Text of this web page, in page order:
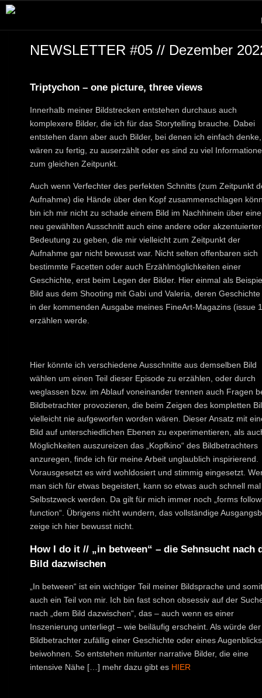
NEWSLETTER #05 // Dezember
Triptychon – one picture, three views
Innerhalb meiner Bildstrecken entstehen durchaus auch
komplexere Bilder, die ich für das Storytelling brauche. Dabei
entstehen dann aber auch Bilder, bei denen ich einfach
wären zu fertig, zu auserzählt oder es sind zu viel
zum gleichen Zeitpunkt.
Auch wenn Verfechter des perfekten Schnitts (zum Zeitpunkt
Aufnahme) die Hände über den Kopf zusammenschlagen
bin ich mir nicht zu schade einem Bild im Nachhinein über
neu gewählten Ausschnitt auch eine andere oder
Bedeutung zu geben, die mir vielleicht zum Zeitpunkt der
Aufnahme gar nicht bewusst war. Nicht selten offenbaren sich
bestimmte Facetten oder auch Erzählmöglichkeiten einer
Geschichte, erst beim Legen der Bilder. Hier einmal als
Bild aus dem Shooting mit Gabi und Valeria, deren Geschichte
in der kommenden Ausgabe meines FineArt-Magazins (issue
erzählen werde.
Hier könnte ich verschiedene Ausschnitte aus demselben Bild
wählen um einen Teil dieser Episode zu erzählen, oder durch
weglassen bzw. im Ablauf voneinander trennen auch Fragen
Bildbetrachter provozieren, die beim Zeigen des kompletten
vielleicht nie aufgeworfen worden wären. Dieser Ansatz mit
Bild auf unterschiedlichen Ebenen zu experimentieren, als
Möglichkeiten auszureizen das „Kopfkino“ des Bildbetrachters
anzuregen, finde ich für meine Arbeit unglaublich inspirierend.
Vorausgesetzt es wird wohldosiert und stimmig eingesetzt.
man sich für etwas begeistert, kann so etwas auch schnell
Selbstzweck werden. Da gilt für mich immer noch „forms
function“. Übrigens nicht wundern, das vollständige
zeige ich hier bewusst nicht.
How I do it // „in between“ – die Sehnsucht nach
Bild dazwischen
„In between“ ist ein wichtiger Teil meiner Bildsprache und somit
auch ein Teil von mir. Ich bin fast schon obsessiv auf der
nach „dem Bild dazwischen“, das – auch wenn es einer
Inszenierung unterliegt – wie beiläufig erscheint. Als würde der
Bildbetrachter zufällig einer Geschichte oder eines Augenblicks
beiwohnen. So entstehen mitunter narrative Bilder, die eine
intensive Nähe […] mehr dazu gibt es HIER